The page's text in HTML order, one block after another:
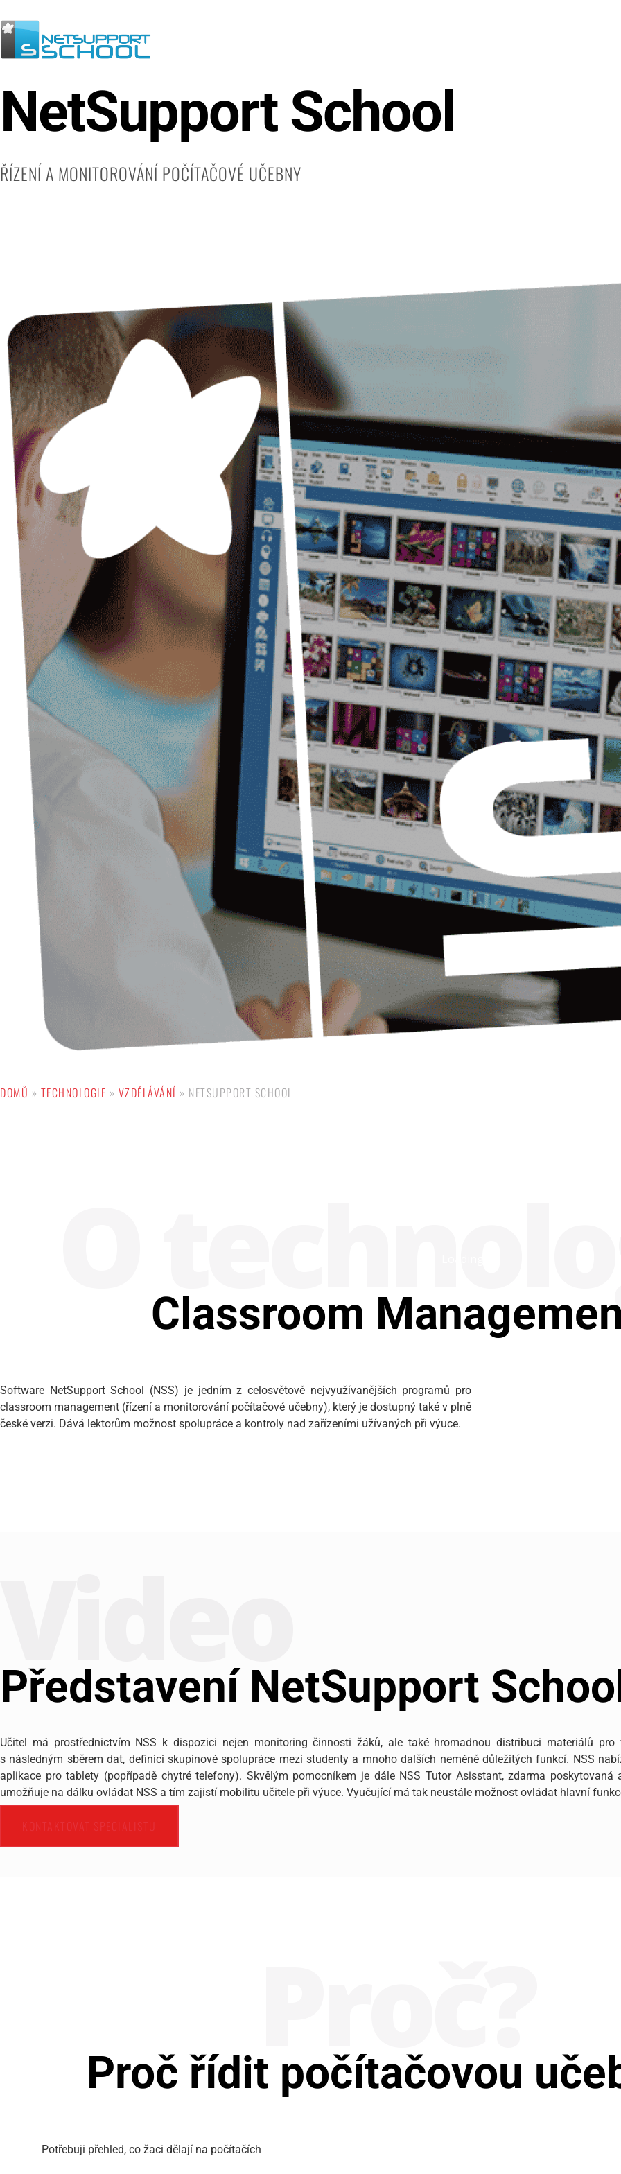
NetSupport School
ŘÍZENÍ A MONITOROVÁNÍ POČÍTAČOVÉ UČEBNY
DOMŮ » TECHNOLOGIE » VZDĚLÁVÁNÍ » NETSUPPORT SCHOOL
Classroom
Software NetSupport School (NSS) je jedním z celosvětově nejvyužívanějších programů pro
classroom management (řízení a monitorování počítačové učebny), který je dostupný také v plně
české verzi. Dává lektorům možnost spolupráce a kontroly nad zařízeními užívaných při výuce.
Představení NetSupport
Učitel má prostřednictvím NSS k dispozici nejen monitoring činnosti žáků, ale také hromadnou distribuci materiálů pro
s následným sběrem dat, definici skupinové spolupráce mezi studenty a mnoho dalších neméně důležitých funkcí. NSS
aplikace pro tablety (popřípadě chytré telefony). Skvělým pomocníkem je dále NSS Tutor Asisstant, zdarma poskytovaná
umožňuje na dálku ovládat NSS a tím zajistí mobilitu učitele při výuce. Vyučující má tak neustále možnost ovládat hlavní
KONTAKTOVAT SPECIALISTU
Proč řídit počítačovou
Potřebuji přehled, co žaci dělají na počítačích